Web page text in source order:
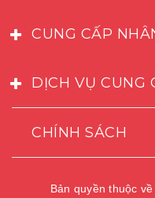
CUNG CẤP
DỊCH VỤ CUNG
CHÍNH SÁCH
Bản quyền thuộc về